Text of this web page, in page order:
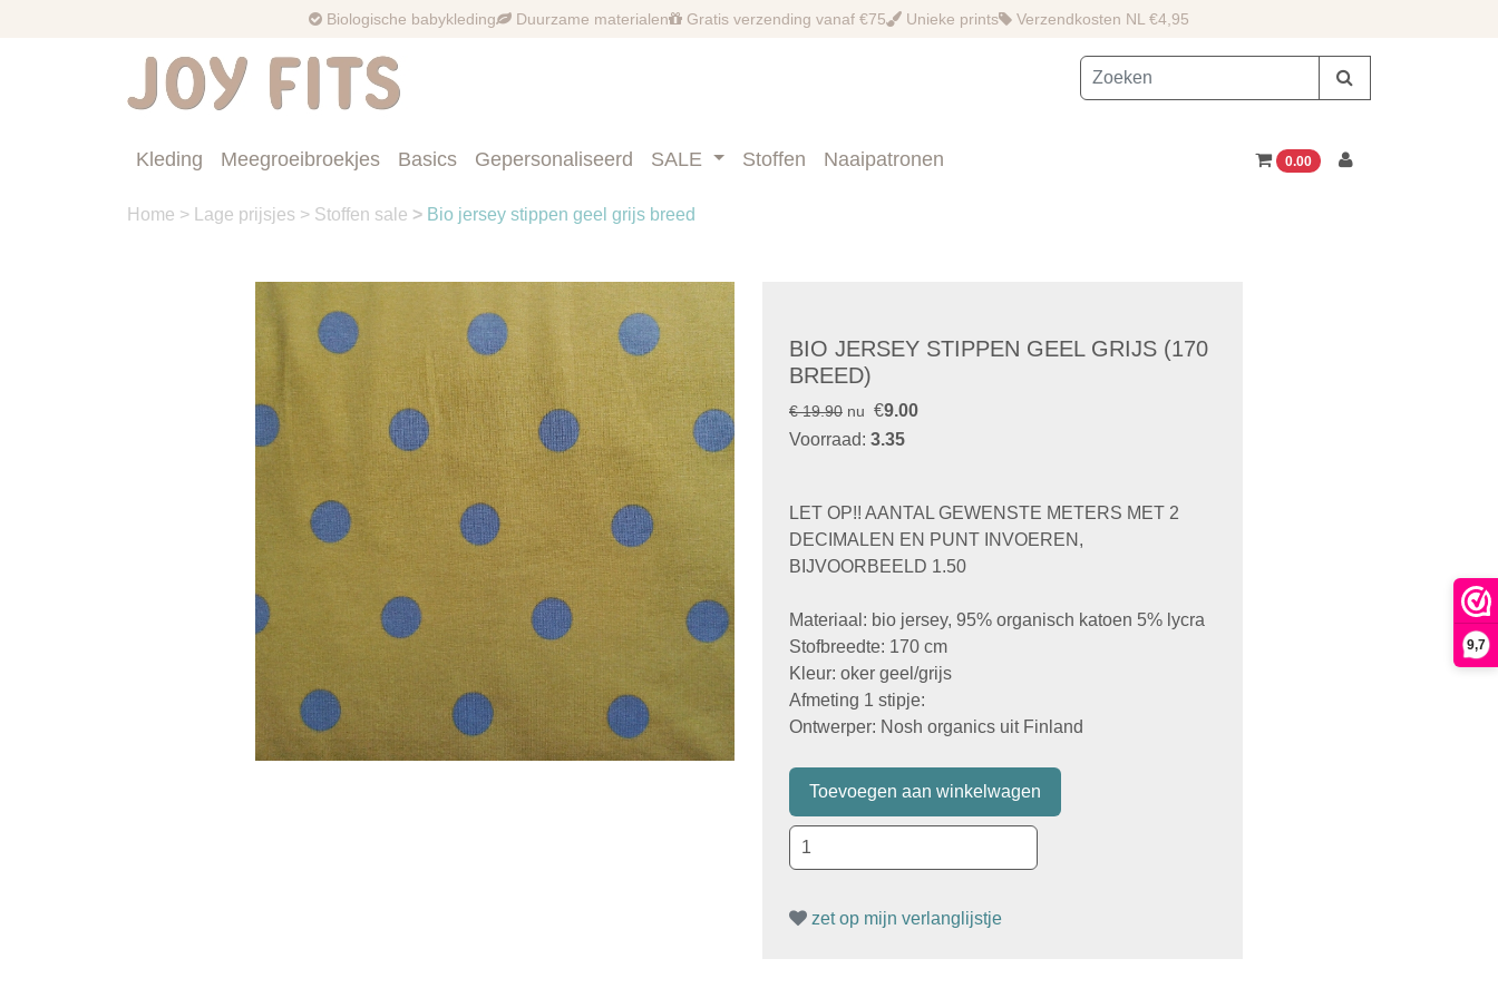
9,7
Biologische babykleding Duurzame materialen Gratis verzending vanaf €75 Unieke prints Verzendkosten NL €4,95
Kleding Meegroeibroekjes Basics Gepersonaliseerd SALE Stoffen Naaipatronen 0.00
Home > Lage prijsjes > Stoffen sale > Bio jersey stippen geel grijs breed
BIO JERSEY STIPPEN GEEL GRIJS (170
BREED)
€ 19.90 nu €9.00
Voorraad: 3.35
LET OP!! AANTAL GEWENSTE METERS MET 2
DECIMALEN EN PUNT INVOEREN,
BIJVOORBEELD 1.50
Materiaal: bio jersey, 95% organisch katoen 5% lycra
Stofbreedte: 170 cm
Kleur: oker geel/grijs
Afmeting 1 stipje:
Ontwerper: Nosh organics uit Finland
zet op mijn verlanglijstje